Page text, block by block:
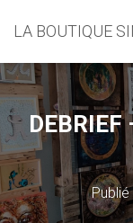
LA BOUTIQUE